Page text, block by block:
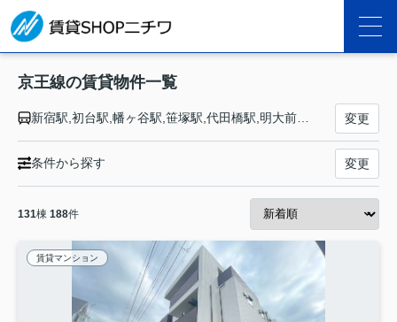
京王線の賃貸物件一覧
新宿駅,初台駅,幡ヶ谷駅,笹塚駅,代田橋駅,明大前駅,下高井戸駅,桜上水駅,上北沢駅,八幡山駅,芦花公園駅,千歳烏山駅,仙川駅,つつじヶ丘駅,柴崎駅,国領駅,布田駅,調布駅,西調布駅,飛田給駅,武蔵野台駅,多磨霊園駅,東府中駅,府中競馬正門前駅,府中駅,分倍河原駅,中河原駅,聖蹟桜ヶ丘駅,百草園駅,高幡不動駅,多摩動物公園駅,南平駅,平山城址公園駅,長沼駅,北野駅,京王八王子駅 変更
条件から探す 変更
131棟 188件
賃貸マンション